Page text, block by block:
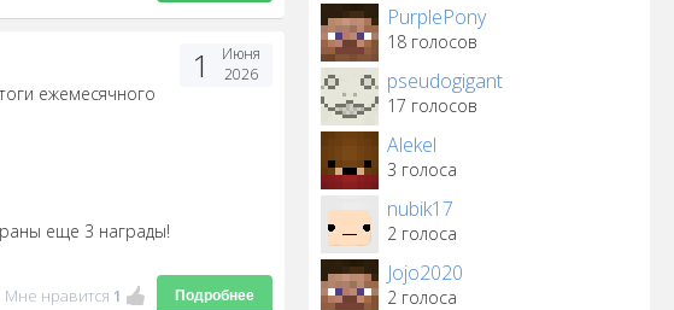
PurplePony
18 голосов
pseudogigant
17 голосов
Alekel
3 голоса
nubik17
2 голоса
Jojo2020
2 голоса
1
Июня
2026
ежемесячного
еще 3 награды!
Подробнее
Мне нравится 1